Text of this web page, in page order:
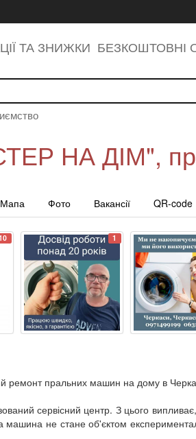
ТА ЗНИЖКИ БЕЗКОШТОВНІ
НА ДІМ",
Мапа Фото Вакансії QR-code
1
ремонт пральних машин на дому в
сервісний центр. З цього
машина не стане об'єктом